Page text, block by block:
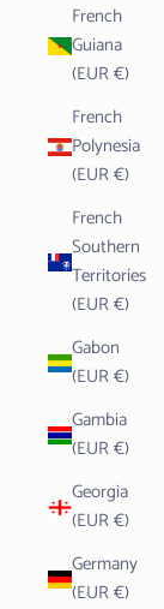
French
Guiana
(EUR €)
French
Polynesia
(EUR €)
French
Southern
Territories
(EUR €)
Gabon
(EUR €)
Gambia
(EUR €)
Georgia
(EUR €)
Germany
(EUR €)